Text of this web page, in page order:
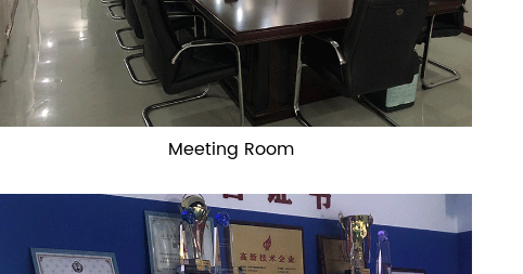
tiếng việt
ไทย
dansk
Svenska
Meeting Room